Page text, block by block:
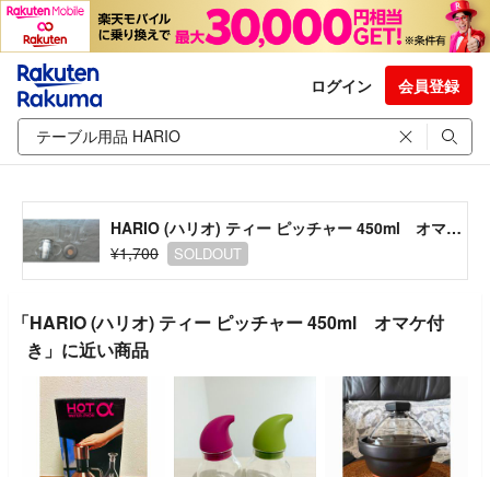
ログイン 会員登録
HARIO (ハリオ) ティー ピッチャー 450ml オマケ付き
¥1,700
SOLDOUT
「HARIO (ハリオ) ティー ピッチャー 450ml オマケ付
き」に近い商品